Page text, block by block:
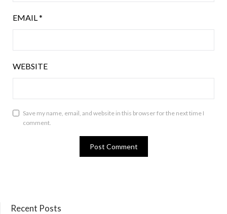
EMAIL *
WEBSITE
Save my name, email, and website in this browser for the next time I
comment.
Recent Posts